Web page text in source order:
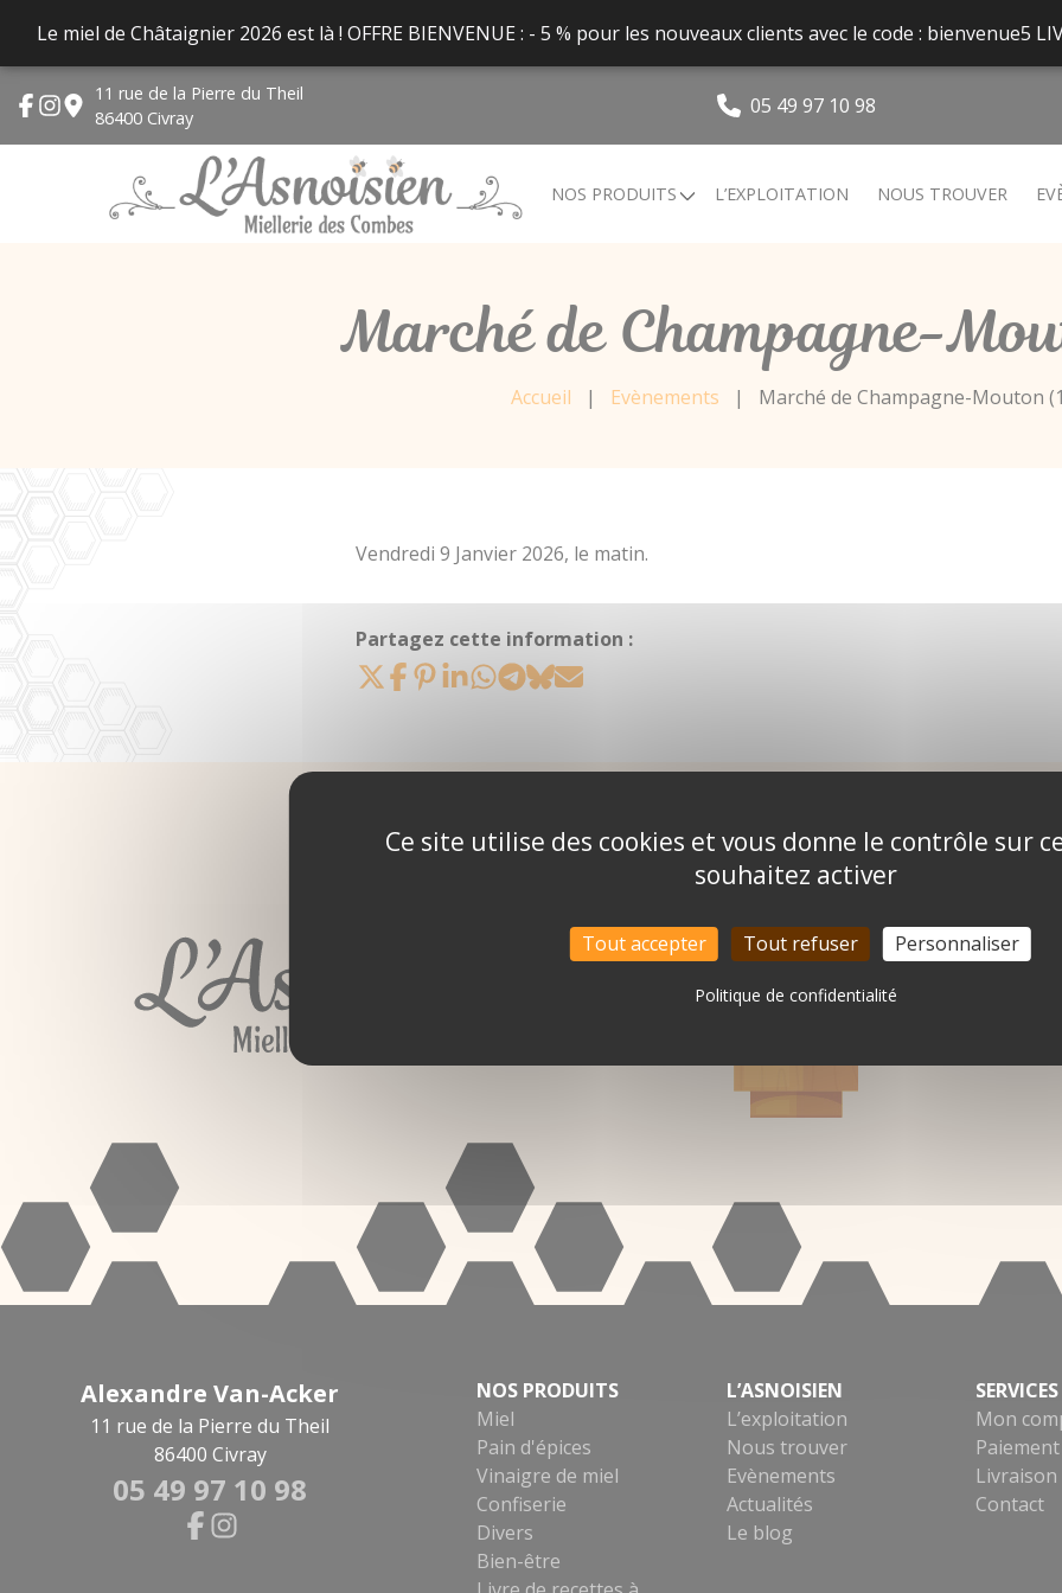
Le miel de Châtaignier 2026 est là ! OFFRE BIENVENUE : - 5 % pour les nouveaux clients avec le code : bienvenue5
11 rue de la Pierre du Theil
86400 Civray
05 49 97 10 98
NOS PRODUITS L’EXPLOITATION NOUS TROUVER
Marché de Champagne-
Accueil | Evènements | Marché de Champagne-Mouton
Vendredi 9 Janvier 2026, le matin.
Partagez cette information :
Alexandre Van-Acker
11 rue de la Pierre du Theil
86400 Civray
05 49 97 10 98
NOS PRODUITS
Miel
Pain d'épices
Vinaigre de miel
Confiserie
Divers
Bien-être
L’ASNOISIEN
L’exploitation
Nous trouver
Evènements
Actualités
Le blog
SERVICES
Mon
Livraison
Contact
Ce site utilise des cookies et vous donne le contrôle sur
souhaitez activer
Tout accepter Tout refuser Personnaliser
Politique de confidentialité